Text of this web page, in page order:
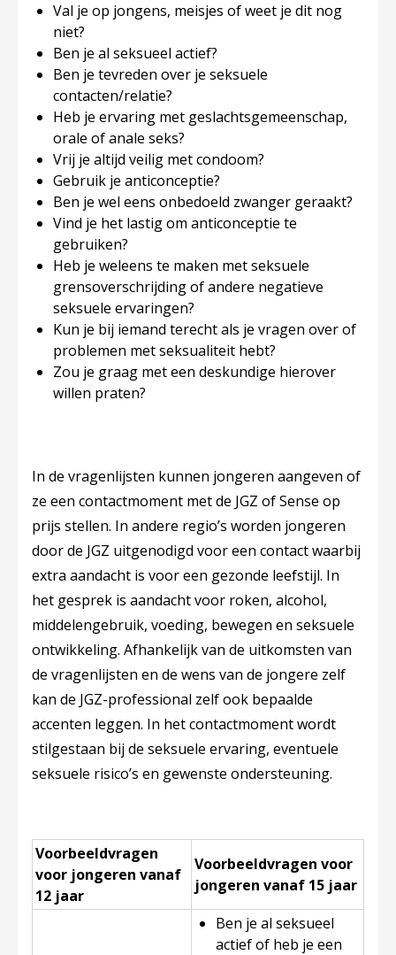
Val je op jongens, meisjes of weet je dit nog
niet?
Ben je al seksueel actief?
Ben je tevreden over je seksuele
contacten/relatie?
Heb je ervaring met geslachtsgemeenschap,
orale of anale seks?
Vrij je altijd veilig met condoom?
Gebruik je anticonceptie?
Ben je wel eens onbedoeld zwanger geraakt?
Vind je het lastig om anticonceptie te
gebruiken?
Heb je weleens te maken met seksuele
grensoverschrijding of andere negatieve
seksuele ervaringen?
Kun je bij iemand terecht als je vragen over of
problemen met seksualiteit hebt?
Zou je graag met een deskundige hierover
willen praten?
In de vragenlijsten kunnen jongeren aangeven of
ze een contactmoment met de JGZ of Sense op
prijs stellen. In andere regio’s worden jongeren
door de JGZ uitgenodigd voor een contact waarbij
extra aandacht is voor een gezonde leefstijl. In
het gesprek is aandacht voor roken, alcohol,
middelengebruik, voeding, bewegen en seksuele
ontwikkeling. Afhankelijk van de uitkomsten van
de vragenlijsten en de wens van de jongere zelf
kan de JGZ-professional zelf ook bepaalde
accenten leggen. In het contactmoment wordt
stilgestaan bij de seksuele ervaring, eventuele
seksuele risico’s en gewenste ondersteuning.
Voorbeeldvragen
voor jongeren vanaf
12 jaar
Voorbeeldvragen voor
jongeren vanaf 15 jaar
Ben je al seksueel
actief of heb je een